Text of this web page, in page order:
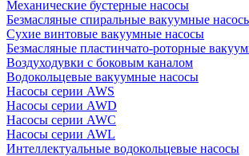
Механические бустерные насосы
Безмасляные спиральные вакуумные
Сухие винтовые вакуумные насосы
Безмасляные пластинчато-роторные
Воздуходувки с боковым каналом
Водокольцевые вакуумные насосы
Насосы серии AWS
Насосы серии AWD
Насосы серии AWC
Насосы серии AWL
Интеллектуальные водокольцевые насосы